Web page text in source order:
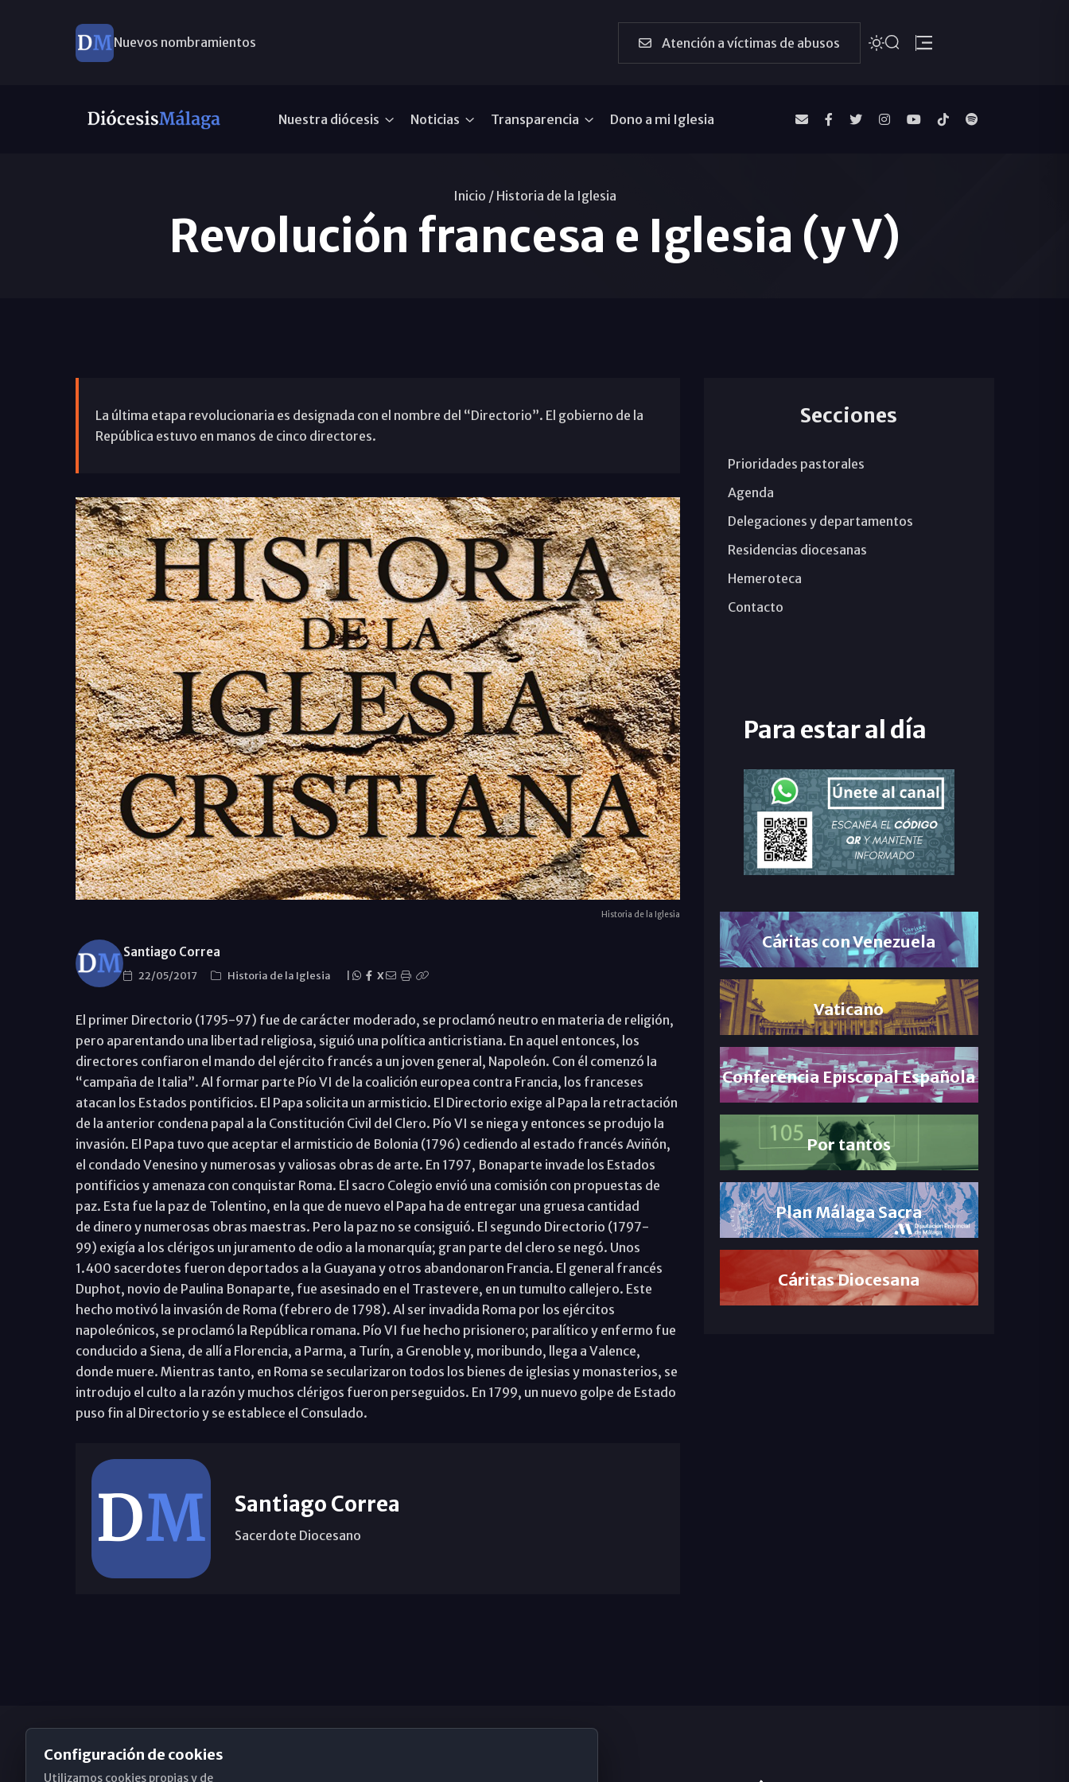
Nuevos nombramientos Atención a víctimas de abusos
Nuestra diócesis Noticias Transparencia Dono a mi Iglesia
Inicio / Historia de la Iglesia
Revolución francesa e Iglesia (y V)
La última etapa revolucionaria es designada con el nombre del “Directorio”. El gobierno de la
República estuvo en manos de cinco directores.
Historia de la Iglesia
Santiago Correa
22/05/2017 Historia de la Iglesia X
El primer Directorio (1795-97) fue de carácter moderado, se proclamó neutro en materia de religión,
pero aparentando una libertad religiosa, siguió una política anticristiana. En aquel entonces, los
directores confiaron el mando del ejército francés a un joven general, Napoleón. Con él comenzó la
“campaña de Italia”. Al formar parte Pío VI de la coalición europea contra Francia, los franceses
atacan los Estados pontificios. El Papa solicita un armisticio. El Directorio exige al Papa la retractación
de la anterior condena papal a la Constitución Civil del Clero. Pío VI se niega y entonces se produjo la
invasión. El Papa tuvo que aceptar el armisticio de Bolonia (1796) cediendo al estado francés Aviñón,
el condado Venesino y numerosas y valiosas obras de arte. En 1797, Bonaparte invade los Estados
pontificios y amenaza con conquistar Roma. El sacro Colegio envió una comisión con propuestas de
paz. Esta fue la paz de Tolentino, en la que de nuevo el Papa ha de entregar una gruesa cantidad
de dinero y numerosas obras maestras. Pero la paz no se consiguió. El segundo Directorio (1797-
99) exigía a los clérigos un juramento de odio a la monarquía; gran parte del clero se negó. Unos
1.400 sacerdotes fueron deportados a la Guayana y otros abandonaron Francia. El general francés
Duphot, novio de Paulina Bonaparte, fue asesinado en el Trastevere, en un tumulto callejero. Este
hecho motivó la invasión de Roma (febrero de 1798). Al ser invadida Roma por los ejércitos
napoleónicos, se proclamó la República romana. Pío VI fue hecho prisionero; paralítico y enfermo fue
conducido a Siena, de allí a Florencia, a Parma, a Turín, a Grenoble y, moribundo, llega a Valence,
donde muere. Mientras tanto, en Roma se secularizaron todos los bienes de iglesias y monasterios, se
introdujo el culto a la razón y muchos clérigos fueron perseguidos. En 1799, un nuevo golpe de Estado
puso fin al Directorio y se establece el Consulado.
Santiago Correa
Sacerdote Diocesano
Secciones
Prioridades pastorales
Agenda
Delegaciones y departamentos
Residencias diocesanas
Hemeroteca
Contacto
Para estar al día
Cáritas con Venezuela
Vaticano
Conferencia Episcopal Española
Por tantos
Plan Málaga Sacra
Cáritas Diocesana
Configuración de cookies
Utilizamos cookies propias y de